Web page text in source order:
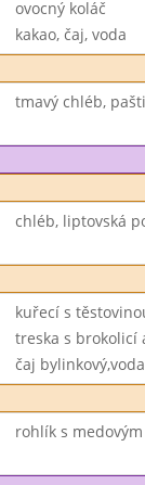
ovocný koláč
kakao, čaj, voda
tmavý chléb,
chléb, liptovská
kuřecí s
treska s brokolicí
čaj bylinkový,voda
rohlík s